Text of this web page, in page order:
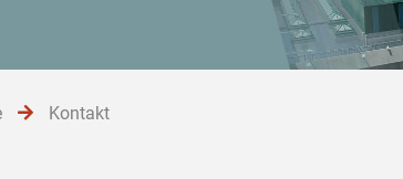
Kontakt